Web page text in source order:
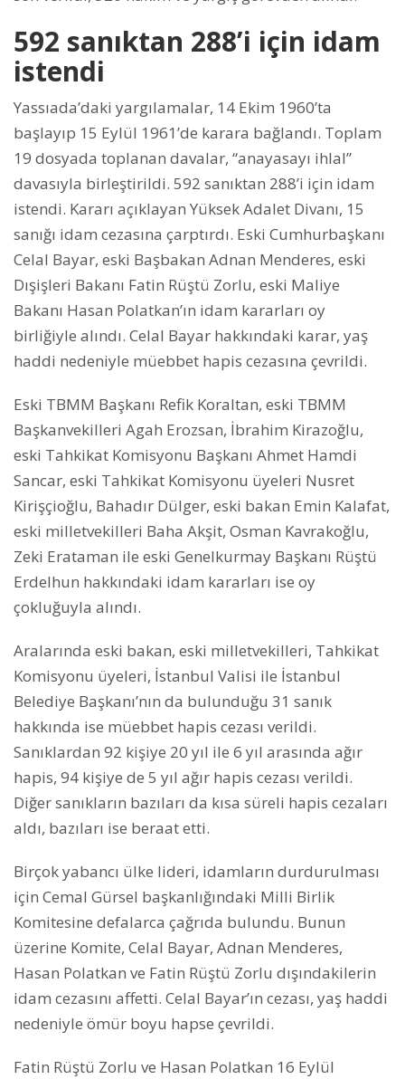
592 sanıktan 288’i için idam
istendi
Yassıada’daki yargılamalar, 14 Ekim 1960’ta
başlayıp 15 Eylül 1961’de karara bağlandı. Toplam
19 dosyada toplanan davalar, “anayasayı ihlal”
davasıyla birleştirildi. 592 sanıktan 288’i için idam
istendi. Kararı açıklayan Yüksek Adalet Divanı, 15
sanığı idam cezasına çarptırdı. Eski Cumhurbaşkanı
Celal Bayar, eski Başbakan Adnan Menderes, eski
Dışişleri Bakanı Fatin Rüştü Zorlu, eski Maliye
Bakanı Hasan Polatkan’ın idam kararları oy
birliğiyle alındı. Celal Bayar hakkındaki karar, yaş
haddi nedeniyle müebbet hapis cezasına çevrildi.
Eski TBMM Başkanı Refik Koraltan, eski TBMM
Başkanvekilleri Agah Erozsan, İbrahim Kirazoğlu,
eski Tahkikat Komisyonu Başkanı Ahmet Hamdi
Sancar, eski Tahkikat Komisyonu üyeleri Nusret
Kirişçioğlu, Bahadır Dülger, eski bakan Emin Kalafat,
eski milletvekilleri Baha Akşit, Osman Kavrakoğlu,
Zeki Erataman ile eski Genelkurmay Başkanı Rüştü
Erdelhun hakkındaki idam kararları ise oy
çokluğuyla alındı.
Aralarında eski bakan, eski milletvekilleri, Tahkikat
Komisyonu üyeleri, İstanbul Valisi ile İstanbul
Belediye Başkanı’nın da bulunduğu 31 sanık
hakkında ise müebbet hapis cezası verildi.
Sanıklardan 92 kişiye 20 yıl ile 6 yıl arasında ağır
hapis, 94 kişiye de 5 yıl ağır hapis cezası verildi.
Diğer sanıkların bazıları da kısa süreli hapis cezaları
aldı, bazıları ise beraat etti.
Birçok yabancı ülke lideri, idamların durdurulması
için Cemal Gürsel başkanlığındaki Milli Birlik
Komitesine defalarca çağrıda bulundu. Bunun
üzerine Komite, Celal Bayar, Adnan Menderes,
Hasan Polatkan ve Fatin Rüştü Zorlu dışındakilerin
idam cezasını affetti. Celal Bayar’ın cezası, yaş haddi
nedeniyle ömür boyu hapse çevrildi.
Fatin Rüştü Zorlu ve Hasan Polatkan 16 Eylül